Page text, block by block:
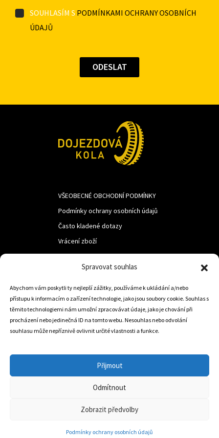
Spravovat souhlas
Abychom vám poskytli ty nejlepší zážitky, používáme k ukládání a/nebo
přístupu k informacím o zařízení technologie, jako jsou soubory cookie. Souhlas s
těmito technologiemi nám umožní zpracovávat údaje, jako je chování při
procházení nebo jedinečná ID na tomto webu. Nesouhlas nebo odvolání
souhlasu může nepříznivě ovlivnit určité vlastnosti a funkce.
Přijmout
Odmítnout
Zobrazit předvolby
Podmínky ochrany osobních údajů
SOUHLASÍM S PODMÍNKAMI OCHRANY OSOBNÍCH
ÚDAJŮ
VŠEOBECNÉ OBCHODNÍ PODMÍNKY
Podmínky ochrany osobních údajů
Často kladené dotazy
Vrácení zboží
LUF s.r.o.
Nám. M.R.Štefanika 518,
Trstená 02801
info@dojezdovakola.com